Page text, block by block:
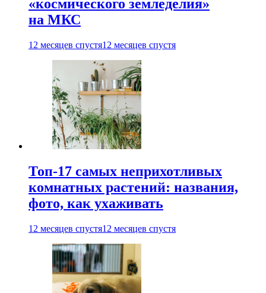
«космического земледелия»
на МКС
12 месяцев спустя12 месяцев спустя
Топ-17 самых неприхотливых
комнатных растений: названия,
фото, как ухаживать
12 месяцев спустя12 месяцев спустя